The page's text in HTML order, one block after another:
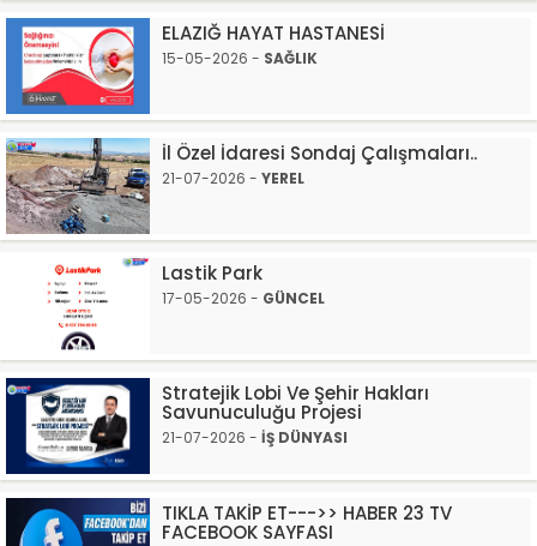
ELAZIĞ HAYAT HASTANESİ
15-05-2026 - SAĞLIK
İl Özel İdaresi Sondaj Çalışmaları..
21-07-2026 - YEREL
Lastik Park
17-05-2026 - GÜNCEL
Stratejik Lobi Ve Şehir Hakları
Savunuculuğu Projesi
21-07-2026 - İŞ DÜNYASI
TIKLA TAKİP ET--->> HABER 23 TV
FACEBOOK SAYFASI